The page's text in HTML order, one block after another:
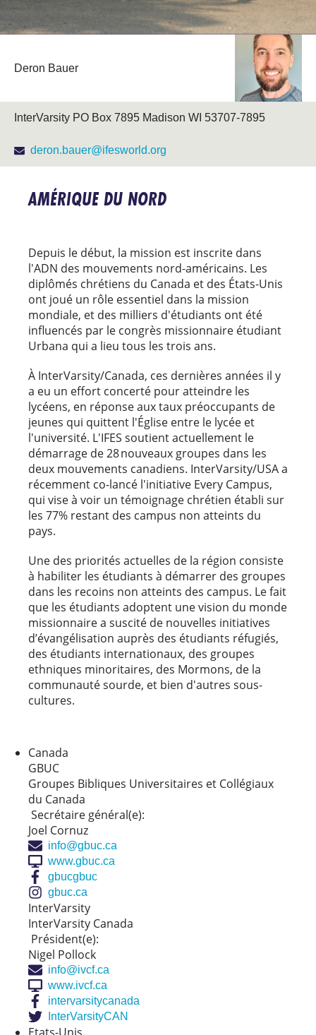
Deron Bauer
InterVarsity PO Box 7895 Madison WI 53707-7895
deron.bauer@ifesworld.org
AMÉRIQUE DU NORD
Depuis le début, la mission est inscrite dans
l'ADN des mouvements nord-américains. Les
diplômés chrétiens du Canada et des États-Unis
ont joué un rôle essentiel dans la mission
mondiale, et des milliers d'étudiants ont été
influencés par le congrès missionnaire étudiant
Urbana qui a lieu tous les trois ans.
À InterVarsity/Canada, ces dernières années il y
a eu un effort concerté pour atteindre les
lycéens, en réponse aux taux préoccupants de
jeunes qui quittent l'Église entre le lycée et
l'université. L'IFES soutient actuellement le
démarrage de 28 nouveaux groupes dans les
deux mouvements canadiens. InterVarsity/USA a
récemment co-lancé l'initiative Every Campus,
qui vise à voir un témoignage chrétien établi sur
les 77% restant des campus non atteints du
pays.
Une des priorités actuelles de la région consiste
à habiliter les étudiants à démarrer des groupes
dans les recoins non atteints des campus. Le fait
que les étudiants adoptent une vision du monde
missionnaire a suscité de nouvelles initiatives
d’évangélisation auprès des étudiants réfugiés,
des étudiants internationaux, des groupes
ethniques minoritaires, des Mormons, de la
communauté sourde, et bien d'autres sous-
cultures.
Canada
GBUC
Groupes Bibliques Universitaires et Collégiaux
du Canada
Secrétaire général(e):
Joel Cornuz
info@gbuc.ca
www.gbuc.ca
gbucgbuc
gbuc.ca
InterVarsity
InterVarsity Canada
Président(e):
Nigel Pollock
info@ivcf.ca
www.ivcf.ca
intervarsitycanada
InterVarsityCAN